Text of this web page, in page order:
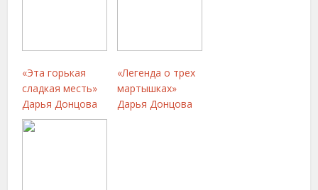
«Эта горькая
сладкая месть»
Дарья Донцова
«Легенда о трех
мартышках»
Дарья Донцова